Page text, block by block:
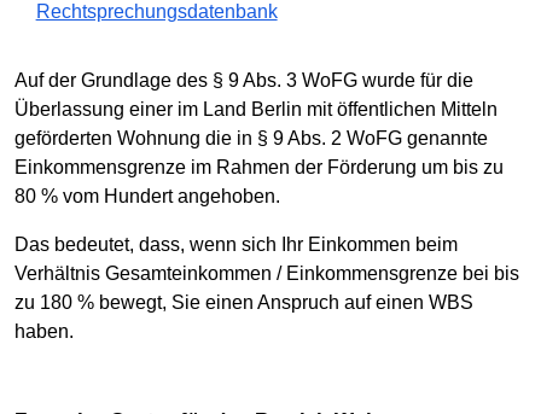
Rechtsprechungsdatenbank
Auf der Grundlage des § 9 Abs. 3 WoFG wurde für die
Überlassung einer im Land Berlin mit öffentlichen Mitteln
geförderten Wohnung die in § 9 Abs. 2 WoFG genannte
Einkommensgrenze im Rahmen der Förderung um bis zu
80 % vom Hundert angehoben.
Das bedeutet, dass, wenn sich Ihr Einkommen beim
Verhältnis Gesamteinkommen / Einkommensgrenze bei bis
zu 180 % bewegt, Sie einen Anspruch auf einen WBS
haben.